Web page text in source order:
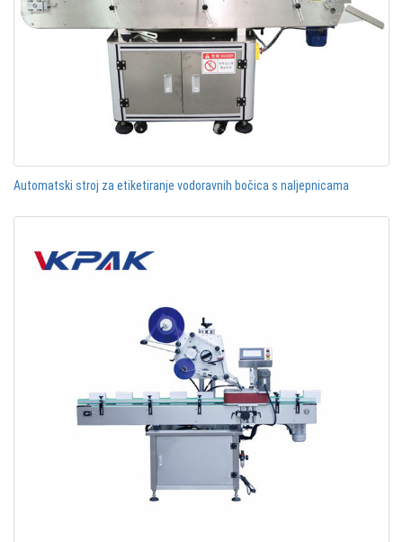
Automatski stroj za etiketiranje vodoravnih bočica s naljepnicama